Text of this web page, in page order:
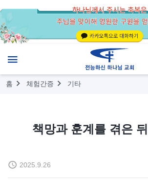
홈 체험간증 기타
책망과 훈계를 겪은
2025.9.26